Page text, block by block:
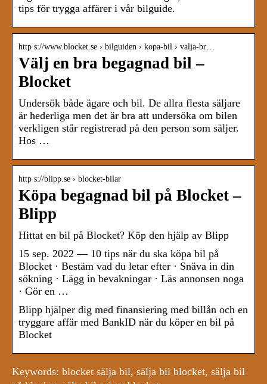
tips för trygga affärer i vår bilguide.
http s://www.blocket.se › bilguiden › kopa-bil › valja-br…
Välj en bra begagnad bil –
Blocket
Undersök både ägare och bil. De allra flesta säljare
är hederliga men det är bra att undersöka om bilen
verkligen står registrerad på den person som säljer.
Hos …
http s://blipp.se › blocket-bilar
Köpa begagnad bil på Blocket –
Blipp
Hittat en bil på Blocket? Köp den hjälp av Blipp
15 sep. 2022 — 10 tips när du ska köpa bil på
Blocket · Bestäm vad du letar efter · Snäva in din
sökning · Lägg in bevakningar · Läs annonsen noga
· Gör en …
Blipp hjälper dig med finansiering med billån och en
tryggare affär med BankID när du köper en bil på
Blocket
Keywords: blocket sälja bil, sälja bil blocket, sälja bil